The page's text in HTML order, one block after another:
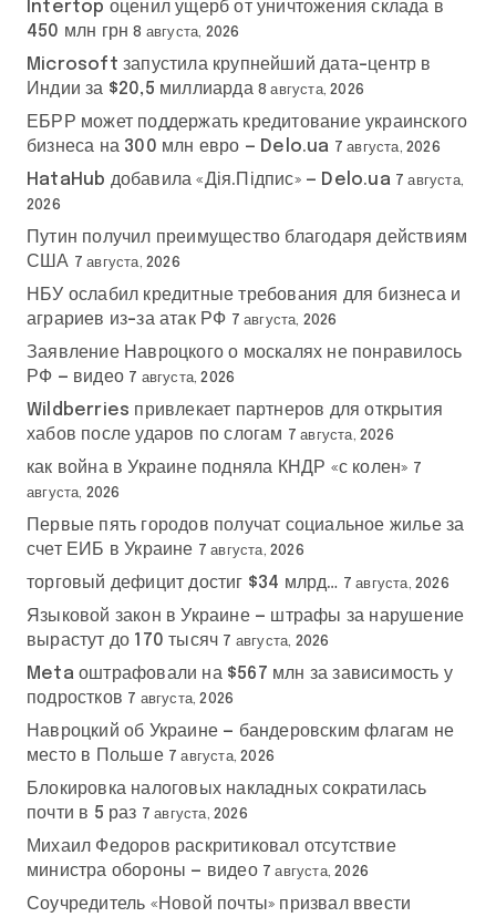
Intertop оценил ущерб от уничтожения склада в
450 млн грн 8 августа, 2026
Microsoft запустила крупнейший дата-центр в
Индии за $20,5 миллиарда 8 августа, 2026
ЕБРР может поддержать кредитование украинского
бизнеса на 300 млн евро — Delo.ua 7 августа, 2026
HataHub добавила «Дія.Підпис» — Delo.ua 7 августа,
2026
Путин получил преимущество благодаря действиям
США 7 августа, 2026
НБУ ослабил кредитные требования для бизнеса и
аграриев из-за атак РФ 7 августа, 2026
Заявление Навроцкого о москалях не понравилось
РФ — видео 7 августа, 2026
Wildberries привлекает партнеров для открытия
хабов после ударов по слогам 7 августа, 2026
как война в Украине подняла КНДР «с колен» 7
августа, 2026
Первые пять городов получат социальное жилье за
счет ЕИБ в Украине 7 августа, 2026
торговый дефицит достиг $34 млрд… 7 августа, 2026
Языковой закон в Украине — штрафы за нарушение
вырастут до 170 тысяч 7 августа, 2026
Meta оштрафовали на $567 млн за зависимость у
подростков 7 августа, 2026
Навроцкий об Украине — бандеровским флагам не
место в Польше 7 августа, 2026
Блокировка налоговых накладных сократилась
почти в 5 раз 7 августа, 2026
Михаил Федоров раскритиковал отсутствие
министра обороны — видео 7 августа, 2026
Соучредитель «Новой почты» призвал ввести